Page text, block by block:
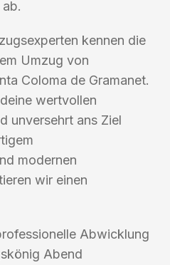
kennen die
Umzug von
Coloma de Gramanet.
wertvollen
unversehrt ans Ziel
modernen
wir einen
Abwicklung
Abend